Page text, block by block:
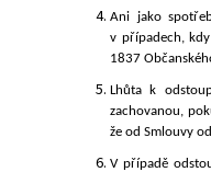
Ani jako
v případech,
1837
Lhůta k
zachovanou,
že od Smlouvy
V případě